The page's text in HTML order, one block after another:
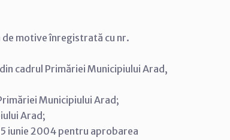
motive înregistrată cu nr.
cadrul Primăriei Municipiului Arad,
Municipiului Arad;
Arad;
iunie 2004 pentru aprobarea